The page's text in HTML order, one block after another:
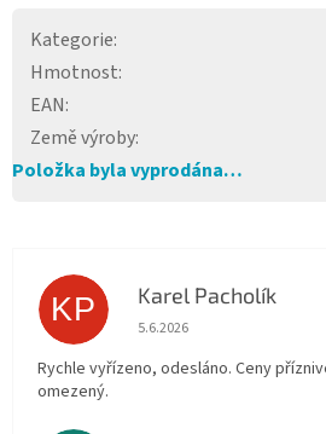
Kategorie:
Hmotnost:
EAN:
Země výroby:
Položka byla vyprodána…
KP Karel Pacholík
Hodnocení obchodu je 4 z
5.6.2026
Rychle vyřízeno, odesláno. Ceny
omezený.